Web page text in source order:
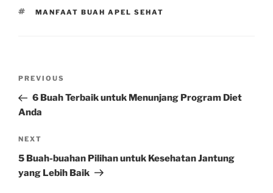
TAGS
MANFAAT BUAH APEL SEHAT
Previous
Post
PREVIOUS
6 Buah Terbaik untuk Menunjang Program Diet
Anda
Next
Post
NEXT
5 Buah-buahan Pilihan untuk Kesehatan Jantung
yang Lebih Baik